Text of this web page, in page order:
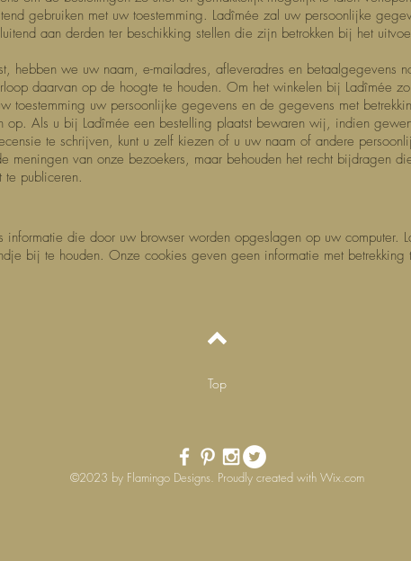
gebruiken met uw toestemming. Ladîmée zal uw persoonlijke
aan derden ter beschikking stellen die zijn betrokken bij het
hebben we uw naam, e-mailadres, afleveradres en betaalgegevens
daarvan op de hoogte te houden. Om het winkelen bij Ladîmée
toestemming uw persoonlijke gegevens en de gegevens met
op. Als u bij Ladîmée een bestelling plaatst bewaren wij, indien
te schrijven, kunt u zelf kiezen of u uw naam of andere
meningen van onze bezoekers, maar behouden het recht bijdragen
te publiceren.
informatie die door uw browser worden opgeslagen op uw computer.
bij te houden. Onze cookies geven geen informatie met betrekking
Top
©2023 by Flamingo Designs. Proudly created with Wix.com